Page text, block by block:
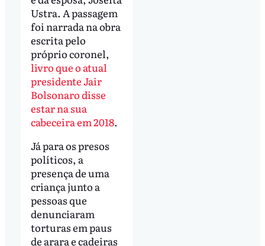
Ustra. A passagem
foi narrada na obra
escrita pelo
próprio coronel,
livro que o atual
presidente Jair
Bolsonaro disse
estar na sua
cabeceira em 2018.
Já para os presos
políticos, a
presença de uma
criança junto a
pessoas que
denunciaram
torturas em paus
de arara e cadeiras